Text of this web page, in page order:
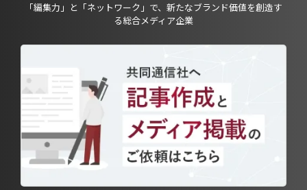
「編集力」と「ネットワーク」で、新たなブランド価値を創造す
る総合メディア企業